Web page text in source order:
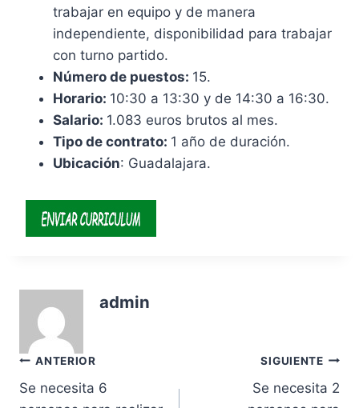
trabajar en equipo y de manera
independiente, disponibilidad para trabajar
con turno partido.
Número de puestos: 15.
Horario: 10:30 a 13:30 y de 14:30 a 16:30.
Salario: 1.083 euros brutos al mes.
Tipo de contrato: 1 año de duración.
Ubicación: Guadalajara.
admin
Navegación
de
ANTERIOR
Se necesita 6
SIGUIENTE
Se necesita 2